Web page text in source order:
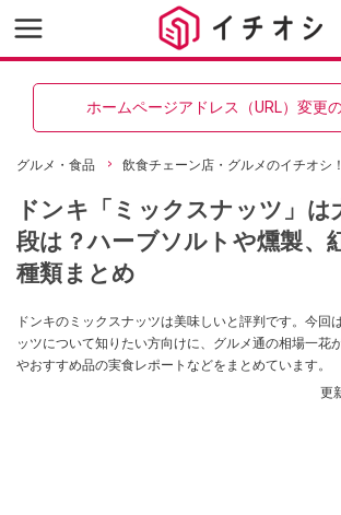
ホームページアドレス（URL）変更
グルメ・食品 飲食チェーン店・グルメのイチオシ！
ドンキ「ミックスナッツ」は
段は？ハーブソルトや燻製、
種類まとめ
ドンキのミックスナッツは美味しいと評判です。今回
ッツについて知りたい方向けに、グルメ通の相場一花
やおすすめ品の実食レポートなどをまとめています。
更